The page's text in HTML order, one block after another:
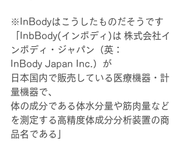
※InBodyはこうしたものだそうです
「InbBody(インボディ)は 株式会社イ
ンボディ・ジャパン（英：
InBody Japan Inc.）が
日本国内で販売している医療機器・計
量機器で、
体の成分である体水分量や筋肉量など
を測定する高精度体成分分析装置の商
品名である」